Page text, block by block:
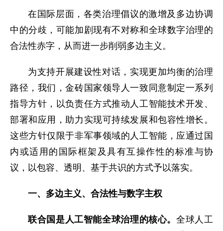
在国际层面，各类治理倡议的激增及多边协调
中的分歧，可能加剧现有不对称和全球数字治理的
合法性赤字，从而进一步削弱多边主义。
为支持开展建设性对话，实现更加均衡的治理
路径，我们，金砖国家领导人一致同意制定一系列
指导方针，以负责任方式推动人工智能技术开发、
部署和应用，助力实现可持续发展和包容性增长。
这些方针仅限于非军事领域的人工智能，应通过国
内或适用的国际框架及具有互操作性的标准与协
议，以包容、透明、基于共识的方式予以落实。
一、多边主义、合法性与数字主权
联合国是人工智能全球治理的核心。全球人工